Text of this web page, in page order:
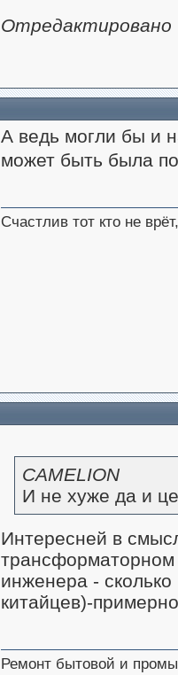
Отредактировано
А ведь могли бы и
может быть была
Счастлив тот кто не
CAMELION
И не хуже да и
Интересней в
инженера -
китайцев)-
Ремонт бытовой и